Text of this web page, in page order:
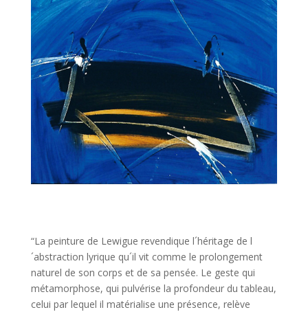
“La peinture de Lewigue revendique l´héritage de l
´abstraction lyrique qu´il vit comme le prolongement
naturel de son corps et de sa pensée. Le geste qui
métamorphose, qui pulvérise la profondeur du tableau,
celui par lequel il matérialise une présence, relève